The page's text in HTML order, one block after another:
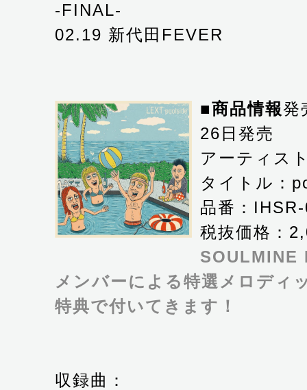
-FINAL-
02.19 新代田FEVER
■商品情報発
26日発売
アーティス
タイトル：
品番：
税抜価格：
SOULMINE
メンバーによる特選メロディ
特典で付いてきます！
収録曲：